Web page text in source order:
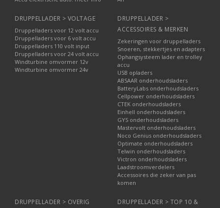
DRUPPELLADER > VOLTAGE
Druppelladers voor 12 volt accu
Druppelladers voor 6 volt accu
Druppelladers 110 volt input
Druppelladers voor 24 volt accu
Windturbine omvormer 12v
Windturbine omvormer 24v
DRUPPELLADER >
ACCESSOIRES & MERKEN
Zekeringen voor druppelladers
Snoeren, stekkertjes en adapters
Ophangsysteem lader en trolley
accu
USB opladers
ABSAAR onderhoudsladers
BatteryLabs onderhoudsladers
Cellpower onderhoudsladers
CTEK onderhoudsladers
Einhell onderhoudsladers
GYS onderhoudsladers
Mastervolt onderhoudsladers
Noco Genius onderhoudsladers
Optimate onderhoudsladers
Telwin onderhoudsladers
Victron onderhoudsladers
Laadstroomverdelers
Accessoires die zeker van pas
komen
DRUPPELLADER > OVERIG
DRUPPELLADER > TOP 10 &